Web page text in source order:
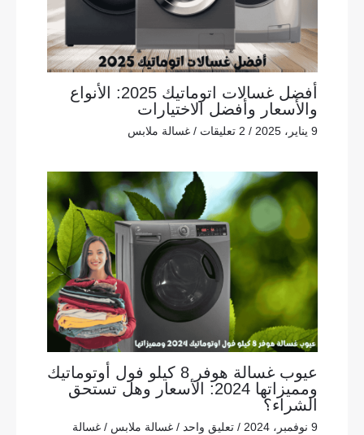
أفضل غسالات اتوماتيك 2025: الأنواع
والأسعار وأفضل الاختيارات
9 يناير، 2025 / 2 تعليقات /غسالة ملابس
عيوب غسالة هوفر 8 كيلو فول أوتوماتيك
ومميزاتها 2024: الأسعار وهل تستحق
الشراء؟
9 نوفمبر، 2024 /تعليق واحد /غسالة ملابس /غسالة